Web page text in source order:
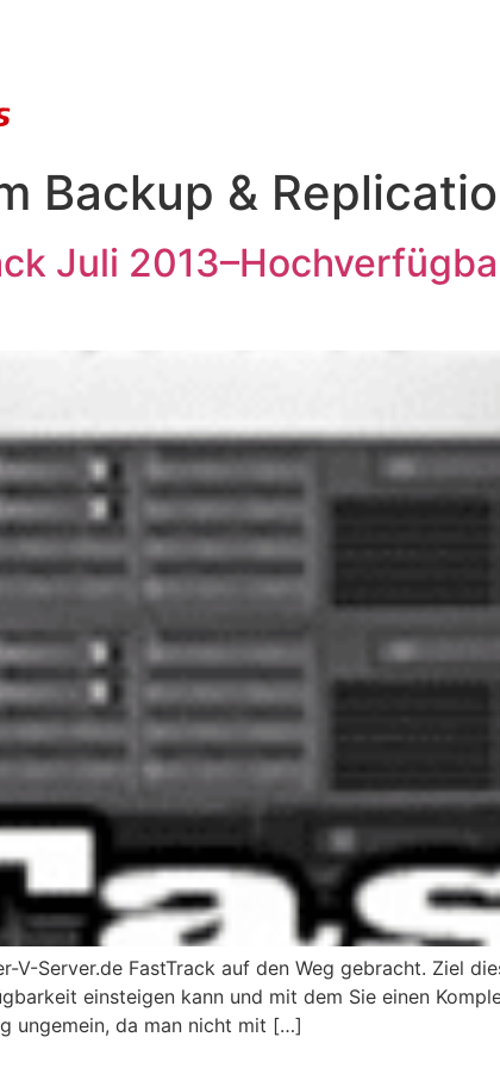
Backup &
Juli
V-Server.de FastTrack auf den Weg gebracht. Ziel
einsteigen kann und mit dem Sie einen
ungemein, da man nicht mit […]